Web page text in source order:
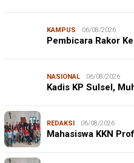
KAMPUS 06/08/2026
Pembicara Rakor
NASIONAL 06/08/2026
Kadis KP Sulsel,
REDAKSI 06/08/2026
Mahasiswa KKN